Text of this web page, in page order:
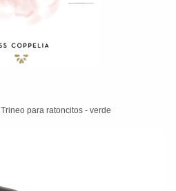
Trineo para ratoncitos - verde